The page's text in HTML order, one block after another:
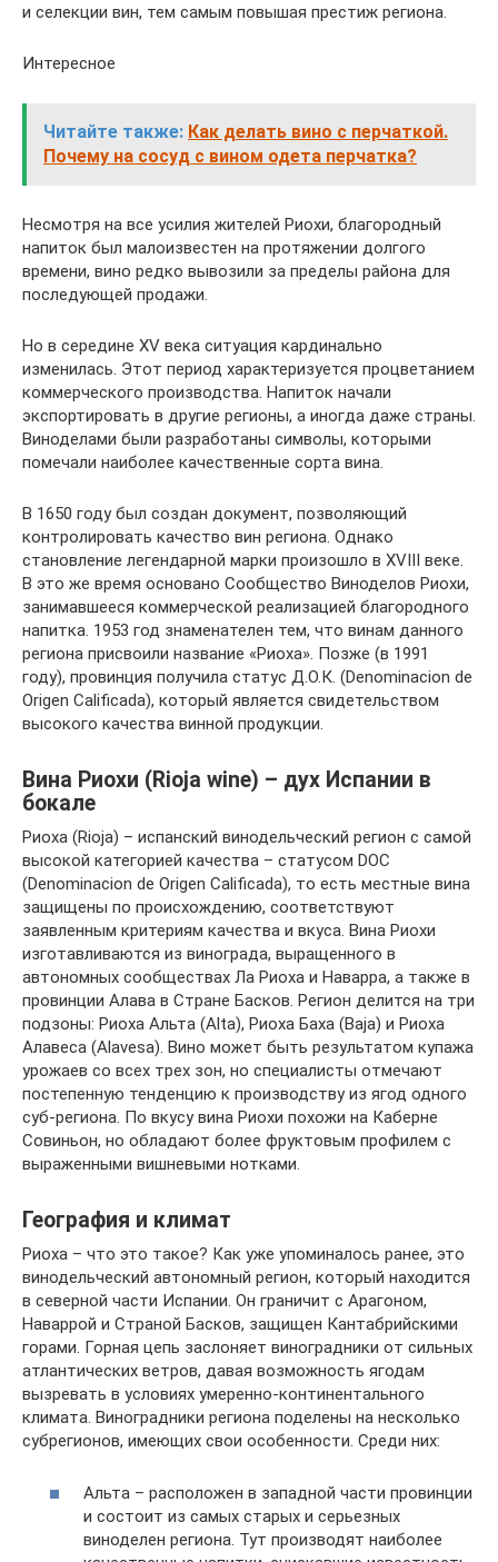
и селекции вин, тем самым повышая престиж региона.
Интересное
Читайте также: Как делать вино с перчаткой.
Почему на сосуд с вином одета перчатка?
Несмотря на все усилия жителей Риохи, благородный
напиток был малоизвестен на протяжении долгого
времени, вино редко вывозили за пределы района для
последующей продажи.
Но в середине XV века ситуация кардинально
изменилась. Этот период характеризуется процветанием
коммерческого производства. Напиток начали
экспортировать в другие регионы, а иногда даже страны.
Виноделами были разработаны символы, которыми
помечали наиболее качественные сорта вина.
В 1650 году был создан документ, позволяющий
контролировать качество вин региона. Однако
становление легендарной марки произошло в XVIII веке.
В это же время основано Сообщество Виноделов Риохи,
занимавшееся коммерческой реализацией благородного
напитка. 1953 год знаменателен тем, что винам данного
региона присвоили название «Риоха». Позже (в 1991
году), провинция получила статус Д.О.К. (Denominacion de
Origen Calificada), который является свидетельством
высокого качества винной продукции.
Вина Риохи (Rioja wine) – дух Испании в
бокале
Риоха (Rioja) – испанский винодельческий регион с самой
высокой категорией качества – статусом DOC
(Denominacion de Origеn Calificada), то есть местные вина
защищены по происхождению, соответствуют
заявленным критериям качества и вкуса. Вина Риохи
изготавливаются из винограда, выращенного в
автономных сообществах Ла Риоха и Наварра, а также в
провинции Алава в Стране Басков. Регион делится на три
подзоны: Риоха Альта (Alta), Риоха Баха (Baja) и Риоха
Алавеса (Alavesa). Вино может быть результатом купажа
урожаев со всех трех зон, но специалисты отмечают
постепенную тенденцию к производству из ягод одного
суб-региона. По вкусу вина Риохи похожи на Каберне
Совиньон, но обладают более фруктовым профилем с
выраженными вишневыми нотками.
География и климат
Риоха – что это такое? Как уже упоминалось ранее, это
винодельческий автономный регион, который находится
в северной части Испании. Он граничит с Арагоном,
Наваррой и Страной Басков, защищен Кантабрийскими
горами. Горная цепь заслоняет виноградники от сильных
атлантических ветров, давая возможность ягодам
вызревать в условиях умеренно-континентального
климата. Виноградники региона поделены на несколько
субрегионов, имеющих свои особенности. Среди них:
Альта – расположен в западной части провинции
и состоит из самых старых и серьезных
виноделен региона. Тут производят наиболее